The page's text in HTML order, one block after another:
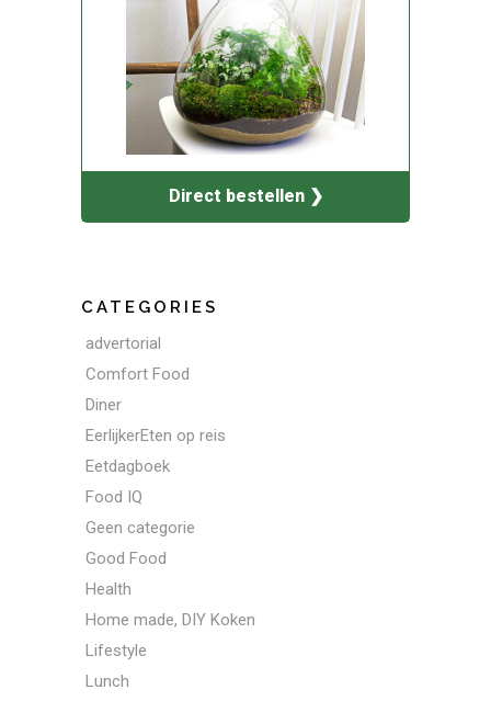
Direct bestellen ❯
CATEGORIES
advertorial
Comfort Food
Diner
EerlijkerEten op reis
Eetdagboek
Food IQ
Geen categorie
Good Food
Health
Home made, DIY Koken
Lifestyle
Lunch